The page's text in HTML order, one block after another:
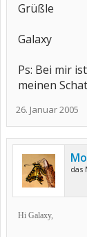
Grüßle
Galaxy
Ps: Bei mir
meinen
26. Januar 2005
das
Hi Galaxy,